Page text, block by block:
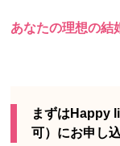
あなたの理想の
まずはHappy
可）にお申し